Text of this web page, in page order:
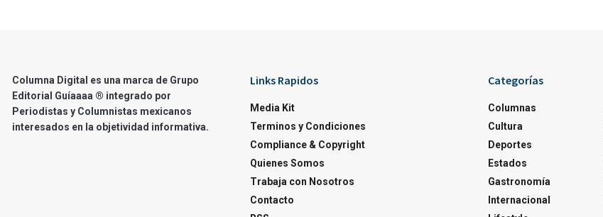
Columna Digital es una marca de Grupo
Editorial Guíaaaa ® integrado por
Periodistas y Columnistas mexicanos
interesados en la objetividad informativa.
Links Rapidos
Media Kit
Terminos y Condiciones
Compliance & Copyright
Quienes Somos
Trabaja con Nosotros
Contacto
Categorías
Columnas
Cultura
Deportes
Estados
Gastronomía
Internacional